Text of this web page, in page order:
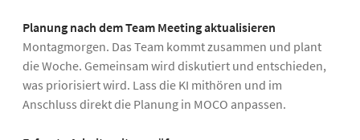
Planung nach dem Team Meeting aktualisieren
Montagmorgen. Das Team kommt zusammen und plant
die Woche. Gemeinsam wird diskutiert und entschieden,
was priorisiert wird. Lass die KI mithören und im
Anschluss direkt die Planung in MOCO anpassen.